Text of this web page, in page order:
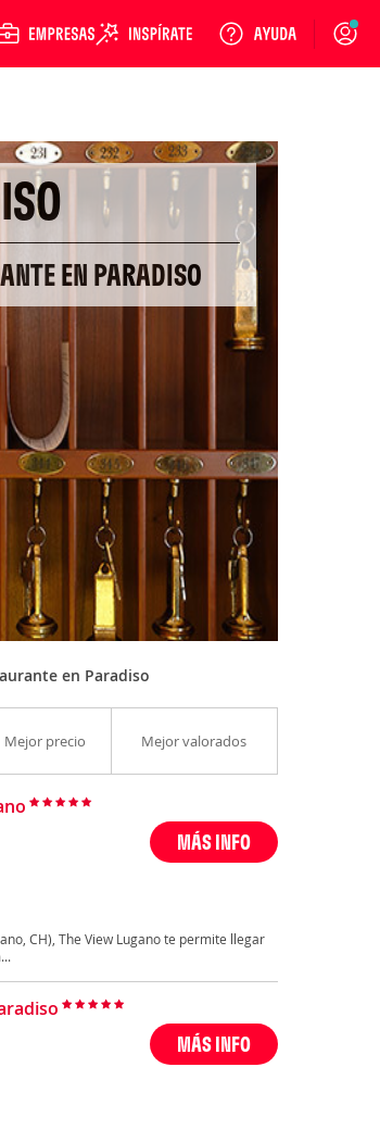
Login
EN PARADISO
en Paradiso
Mejor precio Mejor valorados
MÁS INFO
CH), The View Lugano te permite llegar
MÁS INFO